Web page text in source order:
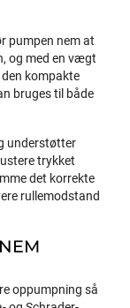
pumpen nem at
og med en vægt
kompakte
bruges til både
understøtter
trykket
det korrekte
rullemodstand
oppumpning så